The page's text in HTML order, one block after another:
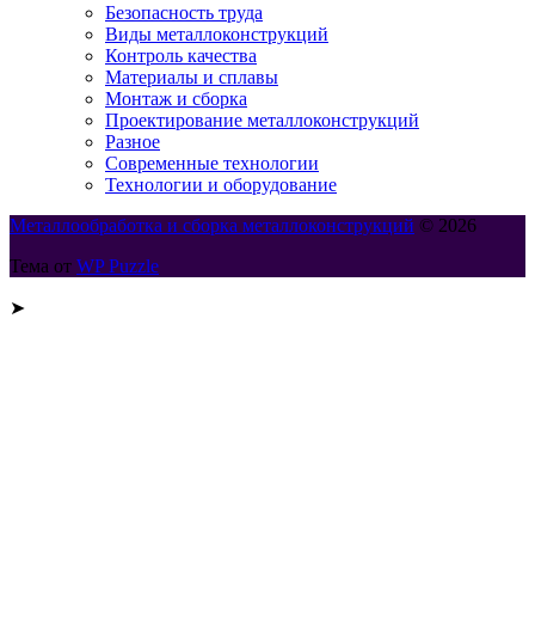
Безопасность труда
Виды металлоконструкций
Контроль качества
Материалы и сплавы
Монтаж и сборка
Проектирование металлоконструкций
Разное
Современные технологии
Технологии и оборудование
Металлообработка и сборка металлоконструкций © 2026
Тема от WP Puzzle
➤